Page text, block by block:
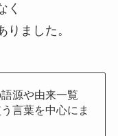
く
りました。
源や由来一覧
言葉を中心にま